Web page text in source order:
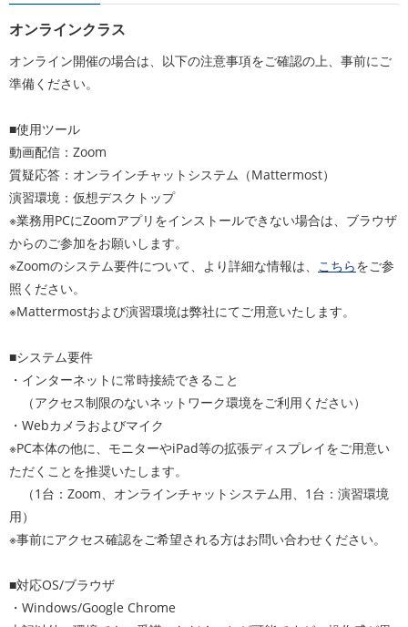
オンラインクラス
オンライン開催の場合は、以下の注意事項をご確認の上、事前にご
準備ください。
■使用ツール
動画配信：Zoom
質疑応答：オンラインチャットシステム（Mattermost）
演習環境：仮想デスクトップ
※業務用PCにZoomアプリをインストールできない場合は、ブラウザ
からのご参加をお願いします。
※Zoomのシステム要件について、より詳細な情報は、
こちらをご参
照ください。
※Mattermostおよび演習環境は弊社にてご用意いたします。
■システム要件
・インターネットに常時接続できること
（アクセス制限のないネットワーク環境をご利用ください）
・Webカメラおよびマイク
※PC本体の他に、モニターやiPad等の拡張ディスプレイをご用意い
ただくことを推奨いたします。
（1台：Zoom、オンラインチャットシステム用、1台：演習環境
用）
※事前にアクセス確認をご希望される方はお問い合わせください。
■対応OS/ブラウザ
・Windows/Google Chrome